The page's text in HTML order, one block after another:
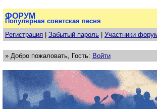
ФОРУМ
Популярная советская песня
Регистрация
Забытый пароль Участники
» Добро пожаловать, Гость: Войти